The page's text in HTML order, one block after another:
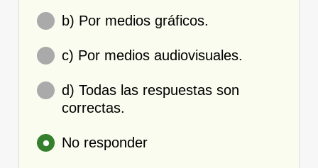
b) Por medios gráficos.
c) Por medios audiovisuales.
d) Todas las respuestas son
correctas.
No responder